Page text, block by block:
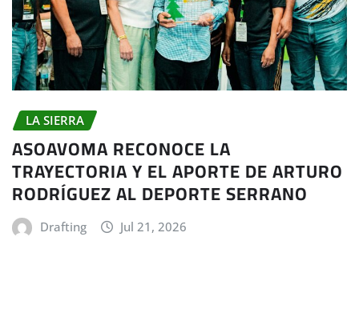
LA SIERRA
ASOAVOMA RECONOCE LA
TRAYECTORIA Y EL APORTE DE ARTURO
RODRÍGUEZ AL DEPORTE SERRANO
Drafting Jul 21, 2026